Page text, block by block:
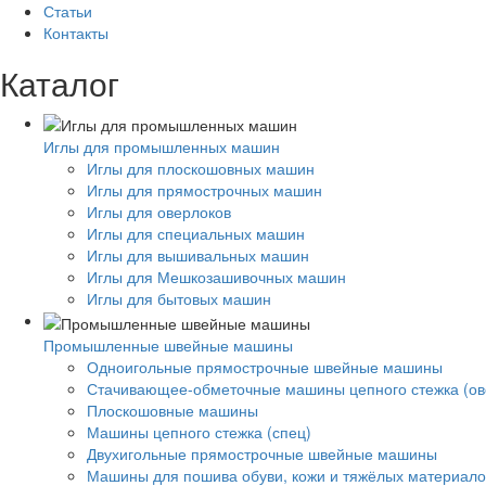
Статьи
Контакты
Каталог
Иглы для промышленных машин
Иглы для плоскошовных машин
Иглы для прямострочных машин
Иглы для оверлоков
Иглы для специальных машин
Иглы для вышивальных машин
Иглы для Мешкозашивочных машин
Иглы для бытовых машин
Промышленные швейные машины
Одноигольные прямострочные швейные машины
Стачивающее-обметочные машины цепного стежка
Плоскошовные машины
Машины цепного стежка (спец)
Двухигольные прямострочные швейные машины
Машины для пошива обуви, кожи и тяжёлых